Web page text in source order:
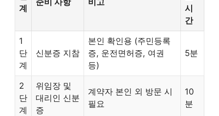
계
준비 사항 비고
시
간
1
단
계
신분증 지참
본인 확인용 (주민등록
증, 운전면허증, 여권
등)
5분
2
단
계
위임장 및
대리인 신분
증
계약자 본인 외 방문 시
필요
10
분